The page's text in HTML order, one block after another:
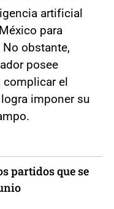
artificial
para
obstante,
posee
complicar el
imponer su
partidos que se